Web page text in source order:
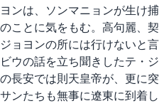
ンは、ソンマニョンが生け
ことに気をもむ。高句麗、
ョヨンの所には行けないと
ウの話を立ち聞きしたテ・
長安では則天皇帝が、更に
ンたちも無事に遼東に到着